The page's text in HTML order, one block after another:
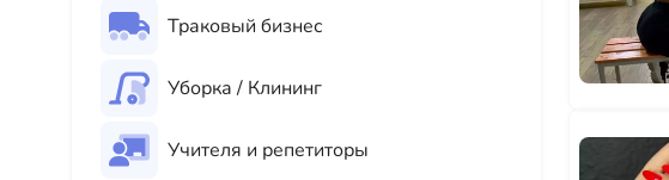
Траковый бизнес
Уборка / Клининг
Учителя и репетиторы